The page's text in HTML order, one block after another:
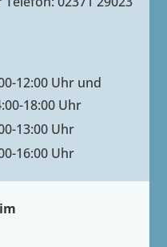
12:00 Uhr und
18:00 Uhr
13:00 Uhr
16:00 Uhr